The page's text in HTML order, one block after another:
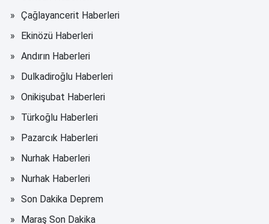
Çağlayancerit Haberleri
Ekinözü Haberleri
Andırın Haberleri
Dulkadiroğlu Haberleri
Onikişubat Haberleri
Türkoğlu Haberleri
Pazarcık Haberleri
Nurhak Haberleri
Nurhak Haberleri
Son Dakika Deprem
Maraş Son Dakika